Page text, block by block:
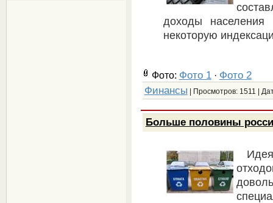
доходы
некоторую
Фото: Фото 1· Фото 2
Финансы | Просмотров: 1511 |
Больше половины